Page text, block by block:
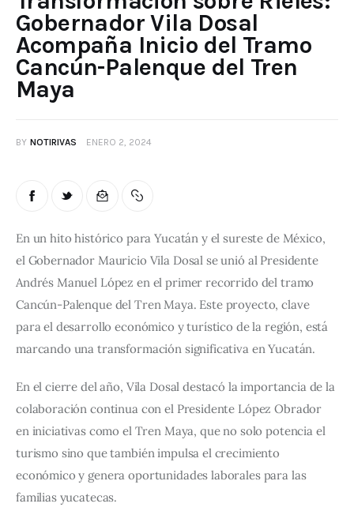
Gobernador Vila Dosal
Acompaña Inicio del Tramo
Cancún-Palenque del Tren
Maya
BY NOTIRIVAS ENERO 2, 2024
En un hito histórico para Yucatán y el sureste de México,
el Gobernador Mauricio Vila Dosal se unió al Presidente
Andrés Manuel López en el primer recorrido del tramo
Cancún-Palenque del Tren Maya. Este proyecto, clave
para el desarrollo económico y turístico de la región, está
marcando una transformación significativa en Yucatán.
En el cierre del año, Vila Dosal destacó la importancia de la
colaboración continua con el Presidente López Obrador
en iniciativas como el Tren Maya, que no solo potencia el
turismo sino que también impulsa el crecimiento
económico y genera oportunidades laborales para las
familias yucatecas.